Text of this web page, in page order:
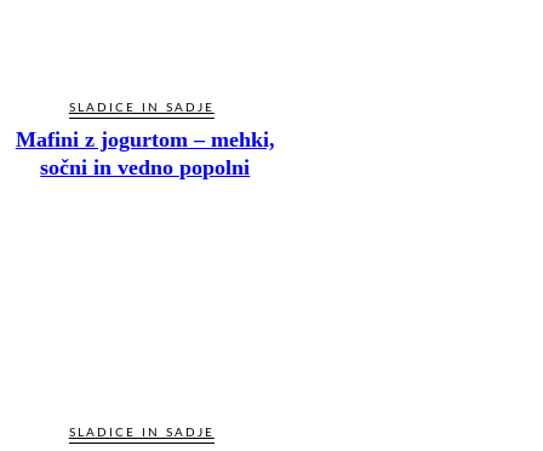
SLADICE IN SADJE
Mafini z jogurtom – mehki,
sočni in vedno popolni
SLADICE IN SADJE